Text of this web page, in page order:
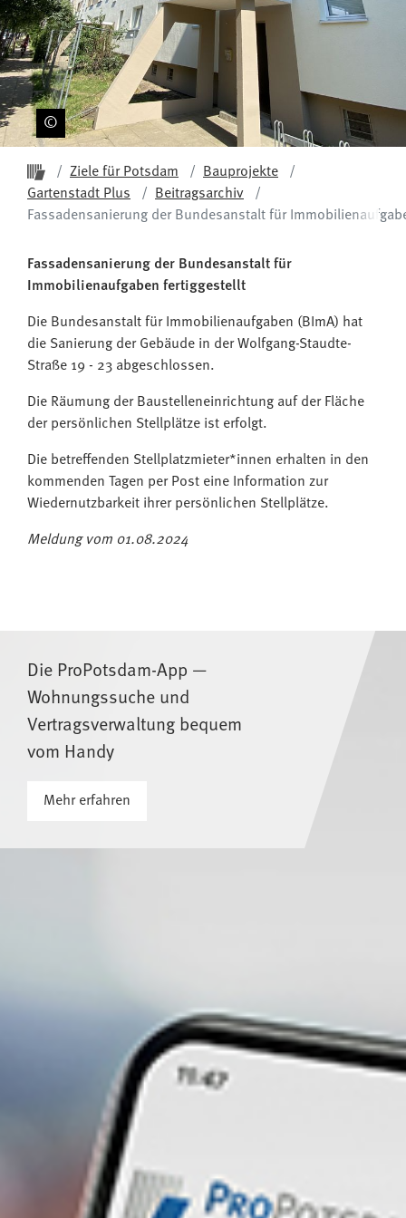
Startseite ProPotsdam
Ziele für Potsdam
Bauprojekte
Gartenstadt Plus
Beitragsarchiv
Fassadensanierung der Bundesanstalt für
Fassadensanierung der Bundesanstalt für
Immobilienaufgaben fertiggestellt
Die Bundesanstalt für Immobilienaufgaben (BImA) hat
die Sanierung der Gebäude in der Wolfgang-Staudte-
Straße 19 - 23 abgeschlossen.
Die Räumung der Baustelleneinrichtung auf der Fläche
der persönlichen Stellplätze ist erfolgt.
Die betreffenden Stellplatzmieter*innen erhalten in den
kommenden Tagen per Post eine Information zur
Wiedernutzbarkeit ihrer persönlichen Stellplätze.
Meldung vom 01.08.2024
Die ProPotsdam-App —
Wohnungssuche und
Vertragsverwaltung bequem
vom Handy
Mehr erfahren